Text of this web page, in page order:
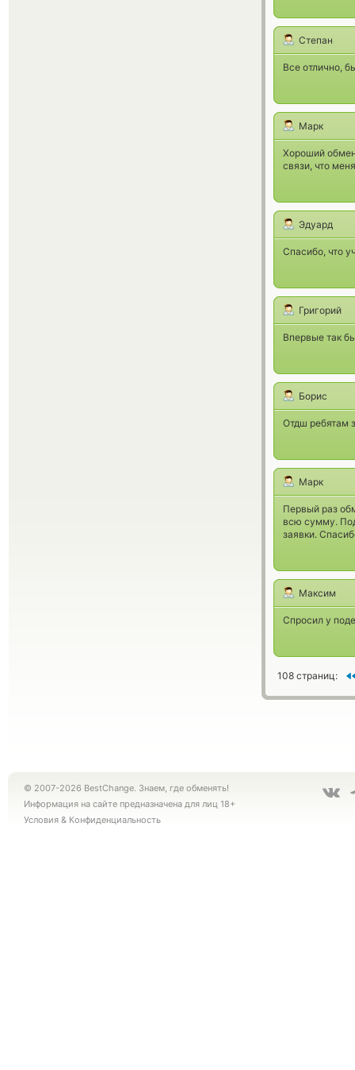
Степан
Все отлично,
Марк
Хороший
связи, что
Эдуард
Спасибо, что
Григорий
Впервые так
Борис
Отдш ребятам
Марк
Первый раз
всю сумму.
заявки.
Максим
Спросил у
108 страниц:
© 2007-2026 BestChange. Знаем, где обменять!
Информация на сайте предназначена для лиц 18+
Условия & Конфиденциальность